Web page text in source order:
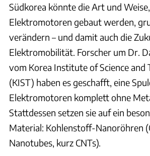
Südkorea könnte die Art und
Elektromotoren gebaut werden,
verändern – und damit auch die
Elektromobilität. Forscher um Dr.
vom Korea Institute of Science and
(KIST) haben es geschafft, eine
Elektromotoren komplett ohne
Stattdessen setzen sie auf ein
Material: Kohlenstoff-Nanoröhren
Nanotubes, kurz CNTs).